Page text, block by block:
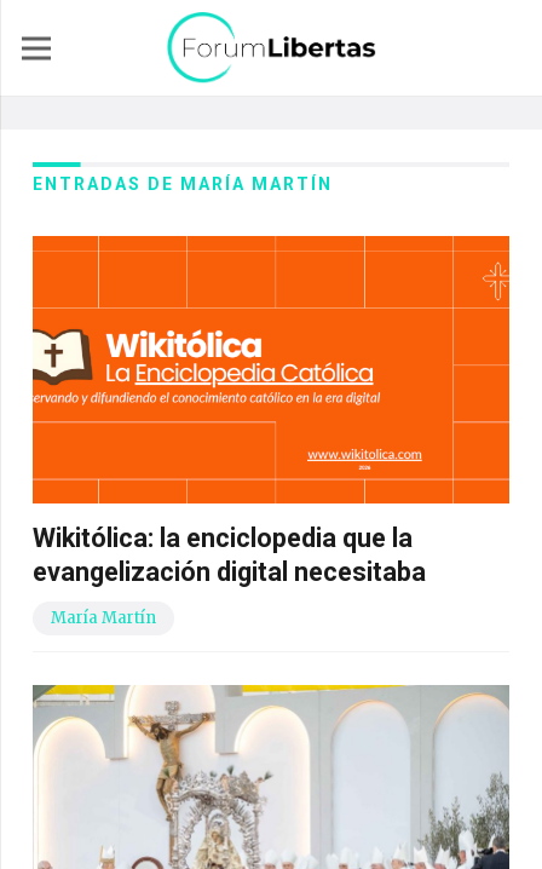
ENTRADAS DE MARÍA MARTÍN
Wikitólica: la enciclopedia que la
evangelización digital necesitaba
María Martín